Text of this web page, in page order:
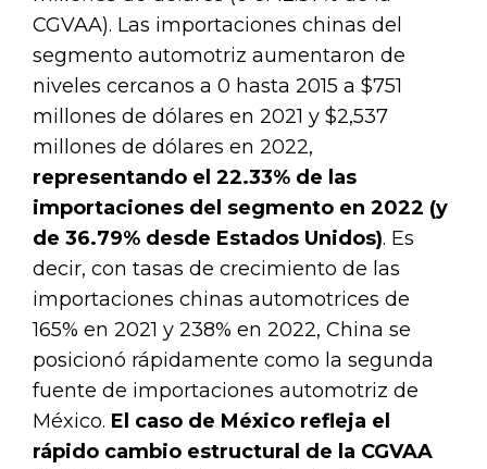
CGVAA). Las importaciones chinas del
segmento automotriz aumentaron de
niveles cercanos a 0 hasta 2015 a $751
millones de dólares en 2021 y $2,537
millones de dólares en 2022,
representando el 22.33% de las
importaciones del segmento en 2022 (y
de 36.79% desde Estados Unidos). Es
decir, con tasas de crecimiento de las
importaciones chinas automotrices de
165% en 2021 y 238% en 2022, China se
posicionó rápidamente como la segunda
fuente de importaciones automotriz de
México. El caso de México refleja el
rápido cambio estructural de la CGVAA